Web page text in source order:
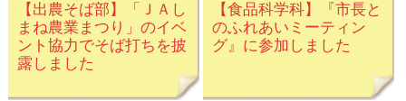
【出農そば部】「ＪＡし
まね農業まつり」のイベ
ント協力でそば打ちを披
露しました
【食品科学科】『市長と
のふれあいミーティン
グ』に参加しました